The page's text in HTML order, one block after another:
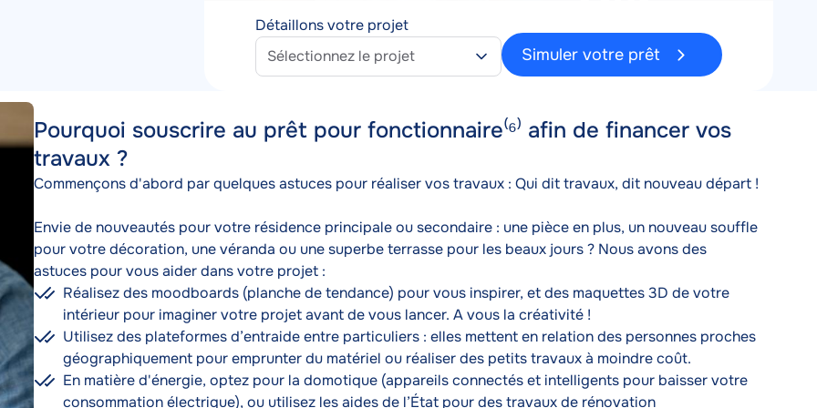
TAEG fixe
Détaillons votre projet
Simuler votre prêt
Pourquoi souscrire au prêt pour fonctionnaire⁽⁶⁾ afin de financer vos
travaux ?
Texte
Commençons d'abord par quelques astuces pour réaliser vos travaux : Qui dit travaux, dit nouveau départ !
Envie de nouveautés pour votre résidence principale ou secondaire : une pièce en plus, un nouveau souffle
pour votre décoration, une véranda ou une superbe terrasse pour les beaux jours ? Nous avons des
astuces pour vous aider dans votre projet :
Réalisez des moodboards (planche de tendance) pour vous inspirer, et des maquettes 3D de votre
intérieur pour imaginer votre projet avant de vous lancer. A vous la créativité !
Utilisez des plateformes d’entraide entre particuliers : elles mettent en relation des personnes proches
géographiquement pour emprunter du matériel ou réaliser des petits travaux à moindre coût.
En matière d'énergie, optez pour la domotique (appareils connectés et intelligents pour baisser votre
consommation électrique), ou utilisez les aides de l’État pour des travaux de rénovation